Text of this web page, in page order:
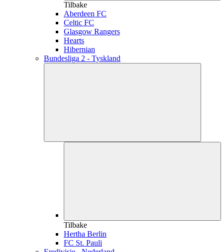
Tilbake
Aberdeen FC
Celtic FC
Glasgow Rangers
Hearts
Hibernian
Bundesliga 2 - Tyskland
Tilbake
Hertha Berlin
FC St. Pauli